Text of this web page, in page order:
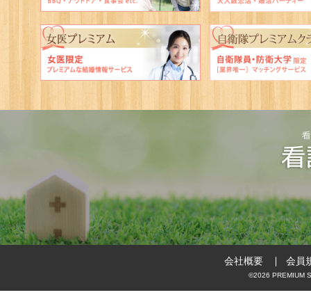
会社概要 会員
©2026 PREMIUM